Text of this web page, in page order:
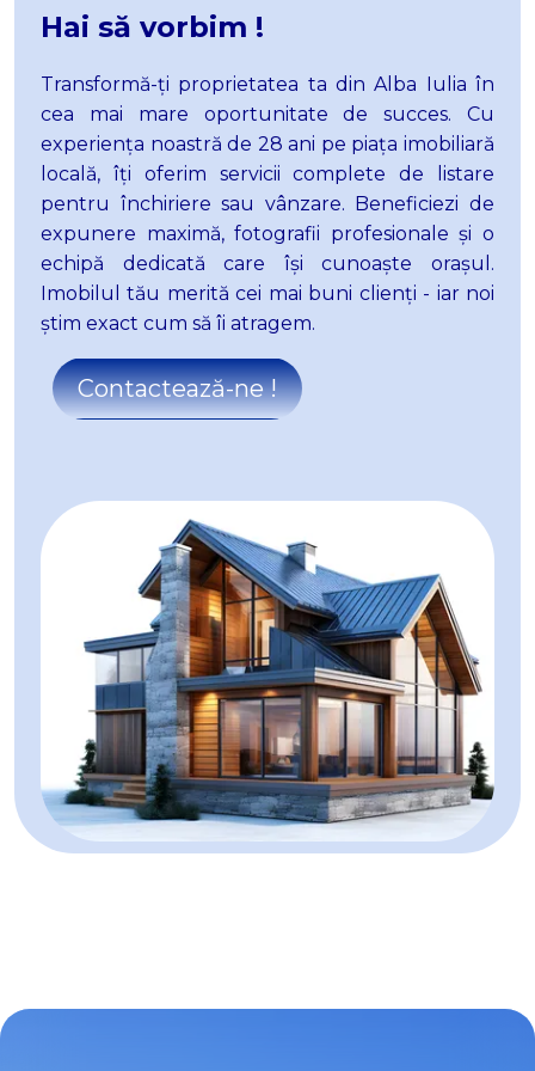
Apartamente de vanzare in Alba Iulia Tolstoi
Apartamente de vanzare in Alba Iulia Ampoi 3
Apartamente de vanzare in Alba Iulia Ampoi 1
Apartamente de vanzare in Sebes
Apartamente de vanzare in Sebes Kogalniceanu
Apartamente de vanzare in Alba Iulia Industriala
Apartamente de vanzare in Alba Iulia Est
Case de vanzare
Case de vanzare in Alba Iulia
Case de vanzare in Alba Iulia Cetate
Case de vanzare in Alba Iulia Central
Case de vanzare in Alba Iulia Micesti
Case de vanzare in Alba Iulia Ampoi 3
Case de vanzare in Alba Iulia Est
Case de vanzare in Alba Iulia Barabant
Case de vanzare in Alba Iulia Nord-Vest
Terenuri de vanzare
Terenuri de vanzare in Alba Iulia
Terenuri de vanzare in Alba Iulia Cetate
Terenuri de vanzare in Alba Iulia Micesti
Terenuri de vanzare in Alba Iulia Partos
Terenuri de vanzare in Alba Iulia Sud
Terenuri de vanzare in Alba Iulia Barabant
Terenuri de vanzare in Alba Iulia Ampoi 3
Terenuri de vanzare in Vintu de Jos
Terenuri de vanzare in Sard
Terenuri de vanzare in Alba Iulia Sud-Est
Spatii birouri de vanzare
Spatii comerciale de vanzare in Alba Iulia
Hai să vorbim !
Transformă-ți proprietatea ta din Alba Iulia în
cea mai mare oportunitate de succes. Cu
experiența noastră de 28 ani pe piața imobiliară
locală, îți oferim servicii complete de listare
pentru închiriere sau vânzare. Beneficiezi de
expunere maximă, fotografii profesionale și o
echipă dedicată care își cunoaște orașul.
Imobilul tău merită cei mai buni clienți - iar noi
știm exact cum să îi atragem.
Contactează-ne !